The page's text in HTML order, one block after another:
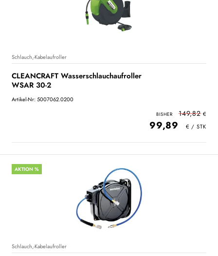
Schlauch,-Kabelaufroller
CLEANCRAFT Wasserschlauchaufroller
WSAR 30-2
Artikel-Nr: 5007062.0200
149,82
99,89
AKTION %
Schlauch,-Kabelaufroller